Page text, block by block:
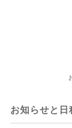
お知らせと日